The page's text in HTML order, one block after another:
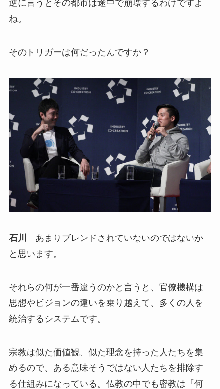
逆に言うとその都市は途中で崩壊するわけですよ
ね。
そのトリガーは何だったんですか？
石川
あまりブレンドされていないのではないか
と思います。
それらの何が一番違うのかと言うと、官僚機構は
思想やビジョンの違いを乗り越えて、多くの人を
統治するシステムです。
宗教は似た価値観、似た理念を持った人たちを集
めるので、ある意味そうではない人たちを排除す
る仕組みになっている。仏教の中でも密教は「何